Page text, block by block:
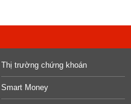
Thị trường chứng khoán
Smart Money